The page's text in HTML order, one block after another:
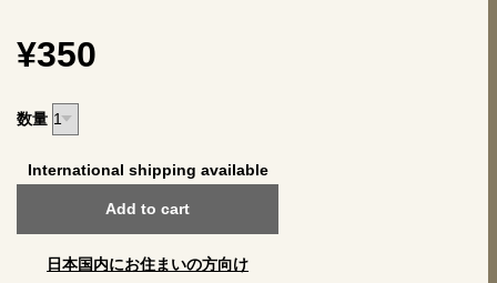
¥350
数量
International shipping available
Add to cart
日本国内にお住まいの方向け